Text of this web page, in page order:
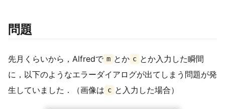
問題
先月くらいから，Alfredで m とか c とか入力した瞬間
に，以下のようなエラーダイアログが出てしまう問題が発
生していました．（画像は c と入力した場合）